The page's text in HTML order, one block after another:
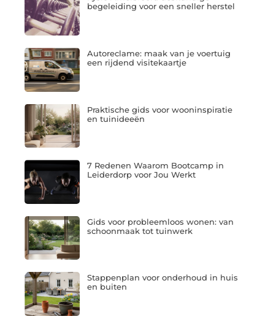
begeleiding voor een sneller herstel
Autoreclame: maak van je voertuig
een rijdend visitekaartje
Praktische gids voor wooninspiratie
en tuinideeën
7 Redenen Waarom Bootcamp in
Leiderdorp voor Jou Werkt
Gids voor probleemloos wonen: van
schoonmaak tot tuinwerk
Stappenplan voor onderhoud in huis
en buiten